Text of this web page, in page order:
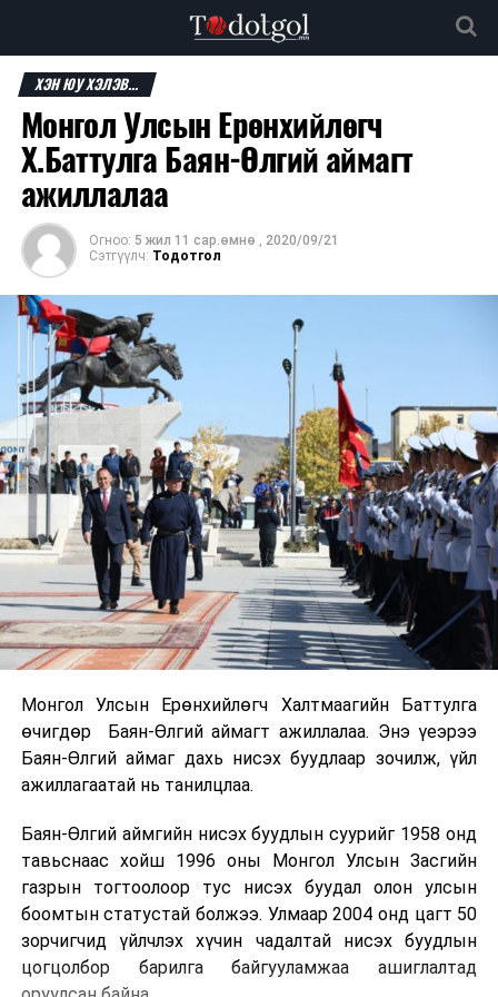
ХЭН ЮУ ХЭЛЭВ...
Монгол Улсын Ерөнхийлөгч
Х.Баттулга Баян-Өлгий аймагт
ажиллалаа
Огноо: 5 жил 11 сар.өмнө , 2020/09/21
Сэтгүүлч: Тодотгол
Монгол Улсын Ерөнхийлөгч Халтмаагийн Баттулга
өчигдөр Баян-Өлгий аймагт ажиллалаа. Энэ үеэрээ
Баян-Өлгий аймаг дахь нисэх буудлаар зочилж, үйл
ажиллагаатай нь танилцлаа.
Баян-Өлгий аймгийн нисэх буудлын суурийг 1958 онд
тавьснаас хойш 1996 оны Монгол Улсын Засгийн
газрын тогтоолоор тус нисэх буудал олон улсын
боомтын статустай болжээ. Улмаар 2004 онд цагт 50
зорчигчид үйлчлэх хүчин чадалтай нисэх буудлын
цогцолбор барилга байгууламжаа ашиглалтад